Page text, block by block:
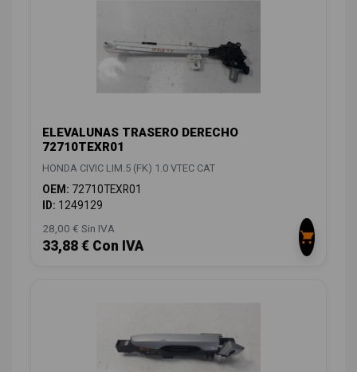
ELEVALUNAS TRASERO DERECHO
72710TEXR01
HONDA CIVIC LIM.5 (FK) 1.0 VTEC CAT
OEM: 72710TEXR01
ID: 1249129
28,00 € Sin IVA
33,88 € Con IVA